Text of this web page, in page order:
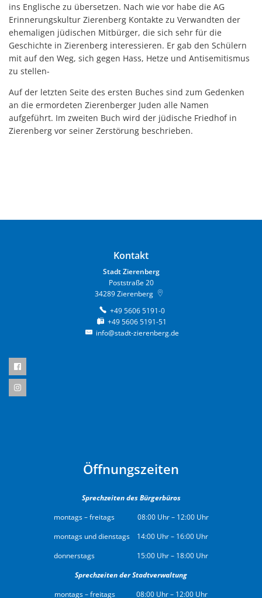
ins Englische zu übersetzen. Nach wie vor habe die AG
Erinnerungskultur Zierenberg Kontakte zu Verwandten der
ehemaligen jüdischen Mitbürger, die sich sehr für die
Geschichte in Zierenberg interessieren. Er gab den Schülern
mit auf den Weg, sich gegen Hass, Hetze und Antisemitismus
zu stellen-
Auf der letzten Seite des ersten Buches sind zum Gedenken
an die ermordeten Zierenberger Juden alle Namen
aufgeführt. Im zweiten Buch wird der jüdische Friedhof in
Zierenberg vor seiner Zerstörung beschrieben.
Kontakt
Stadt Zierenberg
Poststraße 20
34289Zierenberg
+49 5606 5191-0
+49 5606 5191-51
info@stadt-zierenberg.de
Öffnungszeiten
Sprechzeiten des Bürgerbüros
montags – freitags 08:00 Uhr – 12:00 Uhr
montags und dienstags 14:00 Uhr – 16:00 Uhr
donnerstags 15:00 Uhr – 18:00 Uhr
Sprechzeiten der Stadtverwaltung
montags – freitags 08:00 Uhr – 12:00 Uhr